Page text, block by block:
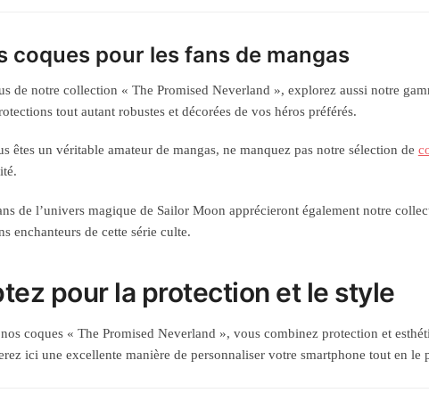
coques pour les fans de mangas
de notre collection « The Promised Neverland », explorez aussi notre
tout autant robustes et décorées de vos héros préférés.
êtes un véritable amateur de mangas, ne manquez pas notre sélection de
de l’univers magique de Sailor Moon apprécieront également notre
enchanteurs de cette série culte.
pour la protection et le style
coques « The Promised Neverland », vous combinez protection et
ici une excellente manière de personnaliser votre smartphone tout en le